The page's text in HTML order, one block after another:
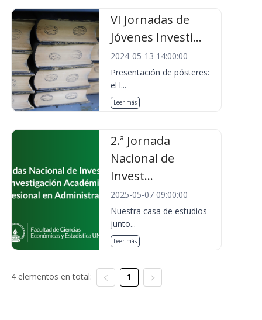
VI Jornadas de
Jóvenes Investi...
2024-05-13 14:00:00
Presentación de pósteres:
el l...
Leer más
2.ª Jornada
Nacional de
Invest...
2025-05-07 09:00:00
Nuestra casa de estudios
junto...
Leer más
4 elementos en total: 1